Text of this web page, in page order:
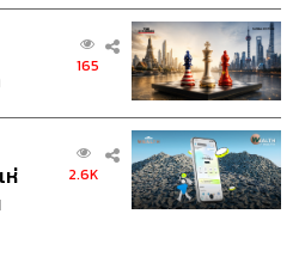
พร ดวงนิล, สุทธกิตติ์​ สุทธา
, วิมลณัฐ พรศิริอนันต์, นิพพิชฌน์
มกรณ์, อาทิตยา อิสสรานุสรณ์
165
ห่
2.6K